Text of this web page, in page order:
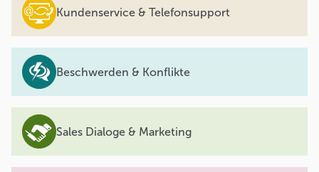
Kundenservice & Telefonsupport
Beschwerden & Konflikte
Sales Dialoge & Marketing